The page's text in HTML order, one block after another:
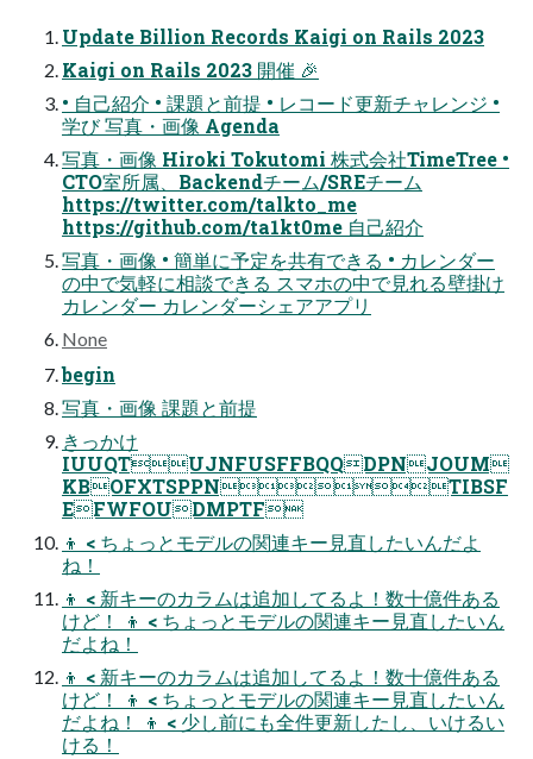
Update Billion Records Kaigi on Rails 2023
Kaigi on Rails 2023 開催 🎉
• ⾃⼰紹介 • 課題と前提 • レコード更新チャレンジ •
学び 写真・画像 Agenda
写真・画像 Hiroki Tokutomi 株式会社TimeTree •
CTO室所属、Backendチーム/SREチーム
https://twitter.com/talkto_me
https://github.com/ta1kt0me ⾃⼰紹介
写真・画像 • 簡単に予定を共有できる • カレンダー
の中で気軽に相談できる スマホの中で⾒れる壁掛け
カレンダー カレンダーシェアアプリ
None
begin
写真・画像 課題と前提
きっかけ
IUUQTUJNFUSFFBQQDPNJOUM
KBOFXTSPPNTIBSF
EFWFOUDMPTF
👦 < ちょっとモデルの関連キー⾒直したいんだよ
ね！
👦 < 新キーのカラムは追加してるよ！数⼗億件ある
けど！ 👦 < ちょっとモデルの関連キー⾒直したいん
だよね！
👦 < 新キーのカラムは追加してるよ！数⼗億件ある
けど！ 👦 < ちょっとモデルの関連キー⾒直したいん
だよね！ 👦 < 少し前にも全件更新したし、いけるい
ける！